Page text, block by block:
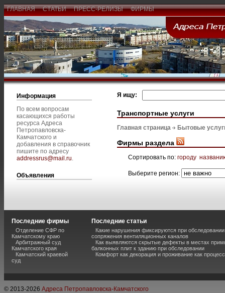
ГЛАВНАЯ СТАТЬИ ПРЕСС-РЕЛИЗЫ ФИРМЫ
Информация
По всем вопросам
касающихся работы
ресурса Адреса
Петропавловска-
Камчатского и
добавления в справочник
пишите по адресу
addressrus@mail.ru.
Объявления
Я ищу:
Транспортные услуги
Главная страница Бытовые
Фирмы раздела
Сортировать по: городу
Выберите регион:
Последние фирмы
Отделение СФР по
Камчатскому краю
Арбитражный суд
Камчатского края
Камчатский краевой
суд
Последние статьи
Какие нарушения фиксируются при обследовании
сопряжения вентиляционных каналов
Как выявляются скрытые дефекты в местах
балконных плит к зданию при обследовании
Комфорт как декорация и проживание как процесс
© 2013-2026 Адреса Петропавловска-Камчатского